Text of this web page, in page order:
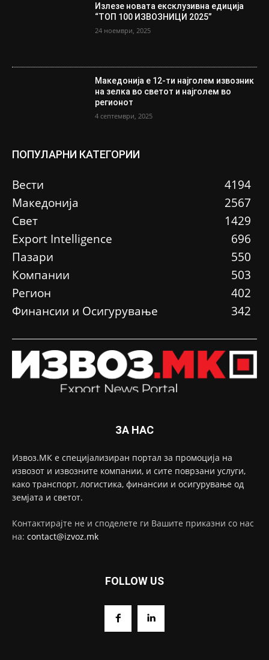
Излезе новата ексклузивна едиција
“ТОП 100 ИЗВОЗНИЦИ 2025”
24 ноември, 2025
Македонија е 12-ти најголем извозник
на зелка во светот и најголем во
регионот
4 септември, 2025
ПОПУЛАРНИ КАТЕГОРИИ
Вести
4194
Македонија
2567
Свет
1429
Еxport Intelligence
696
Пазари
550
Компании
503
Регион
402
Финансии и Осигурување
342
ЗА НАС
Извоз.МК е специјализиран портал за промоција на
извозот и извозните компании, и сите поврзани услуги,
како транспорт, логистика, финансии и осигурување од
земјата и светот.
Контактирајте не и споделете ги Вашите приказни со нас
на: contact@izvoz.mk
FOLLOW US